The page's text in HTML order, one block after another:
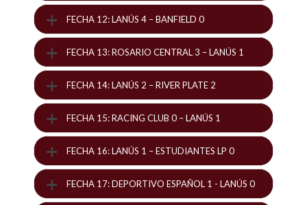
FECHA 12: LANÚS 4 – BANFIELD 0
FECHA 13: ROSARIO CENTRAL 3 – LANÚS 1
FECHA 14: LANÚS 2 – RIVER PLATE 2
FECHA 15: RACING CLUB 0 – LANÚS 1
FECHA 16: LANÚS 1 – ESTUDIANTES LP 0
FECHA 17: DEPORTIVO ESPAÑOL 1 - LANÚS 0